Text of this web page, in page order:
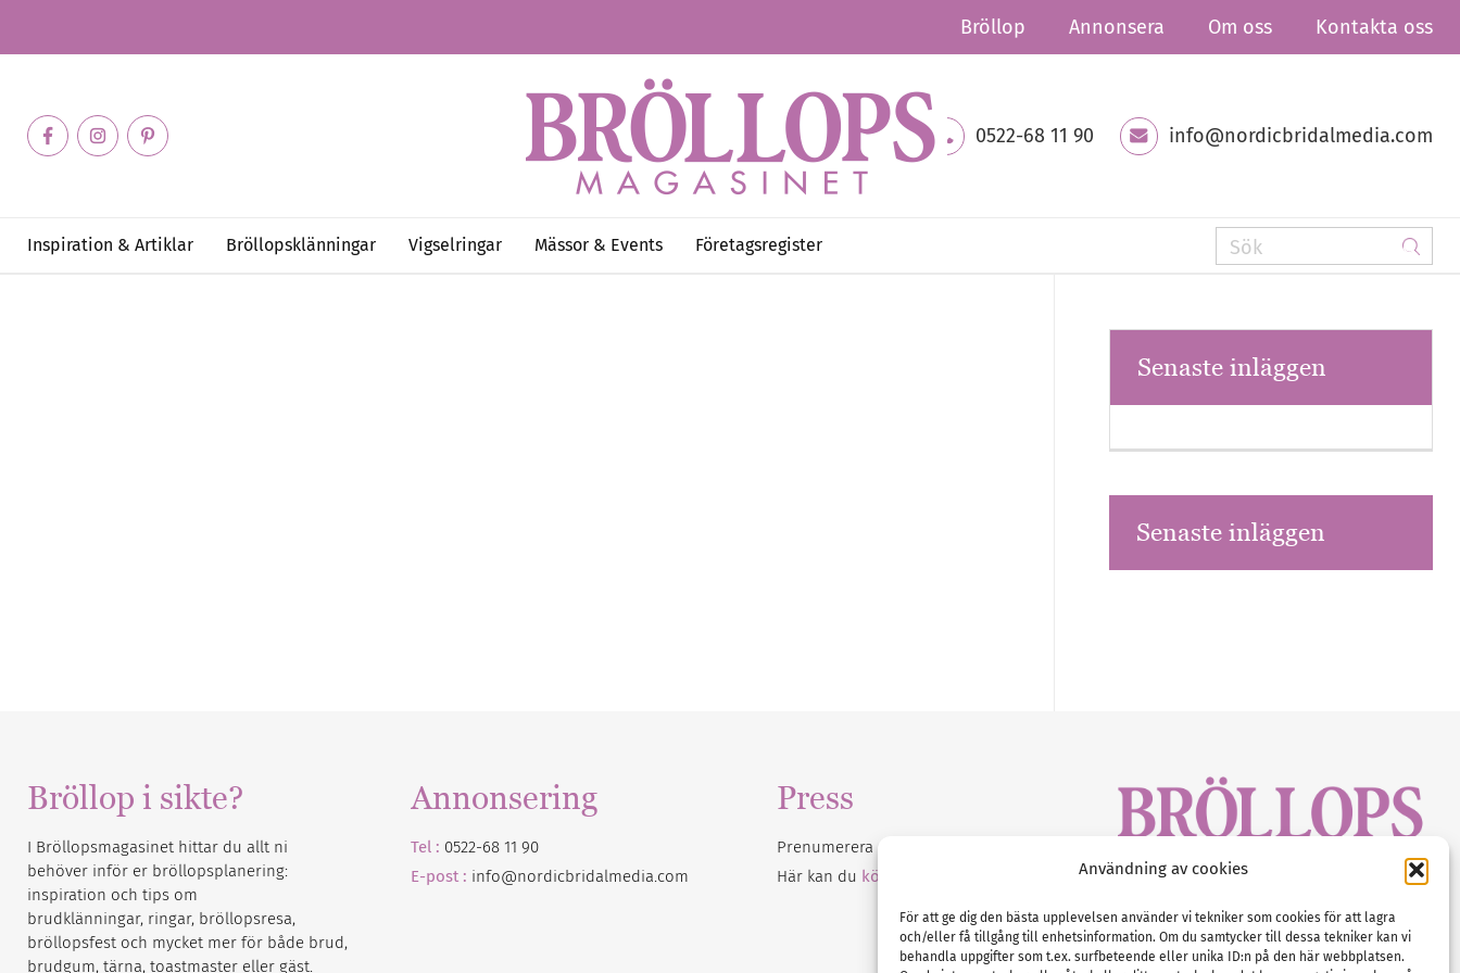
Användning av cookies
För att ge dig den bästa upplevelsen använder vi tekniker som cookies för att lagra
och/eller få tillgång till enhetsinformation. Om du samtycker till dessa tekniker kan vi
behandla uppgifter som t.ex. surfbeteende eller unika ID:n på den här webbplatsen.
Bröllop Annonsera Om oss Kontakta oss
0522-68 11 90 info@nordicbridalmedia.com
Inspiration & Artiklar Bröllopsklänningar Vigselringar Mässor & Events Företagsregister
Senaste inläggen
Senaste inläggen
Bröllop i sikte?
I Bröllopsmagasinet hittar du allt ni
behöver inför er bröllopsplanering:
inspiration och tips om
brudklänningar, ringar, bröllopsresa,
bröllopsfest och mycket mer för både brud,
brudgum, tärna, toastmaster eller gäst.
Annonsering
Tel : 0522-68 11 90
E-post : info@nordicbridalmedia.com
Press
Prenumerera på vårt
Här kan du köpa Bröllopsmagasinet
Tel :0522-68 11 90
E-post:info@nordicbridalmedia.com